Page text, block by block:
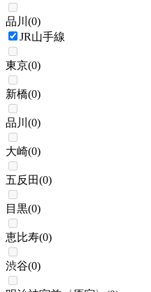
品川 (0)
JR山手線
東京(0)
新橋(0)
品川 (0)
大崎(0)
五反田(0)
目黒(0)
恵比寿(0)
渋谷(0)